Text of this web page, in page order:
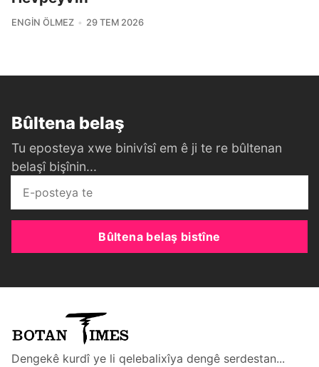
ENGIN ÖLMEZ 29 TEM 2026
Bûltena belaş
Tu eposteya xwe binivîsî em ê ji te re bûltenan
belaşî bişînin...
Bûltena belaş bistîne
Dengekê kurdî ye li qelebalixîya dengê serdestan...